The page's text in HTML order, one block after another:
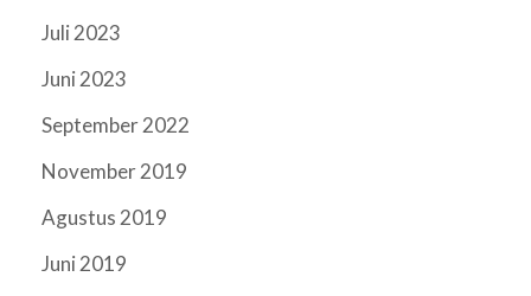
Juli 2023
Juni 2023
September 2022
November 2019
Agustus 2019
Juni 2019